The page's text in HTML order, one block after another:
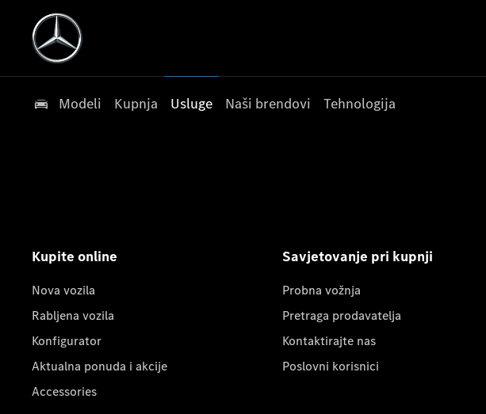
Modeli Kupnja Usluge Naši brendovi Tehnologija
Kupite online
Nova vozila
Rabljena vozila
Konfigurator
Aktualna ponuda i akcije
Accessories
Savjetovanje pri kupnji
Probna vožnja
Pretraga prodavatelja
Kontaktirajte nas
Poslovni korisnici